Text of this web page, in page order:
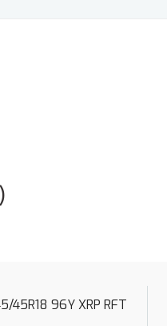
45R18 96Y XRP RFT